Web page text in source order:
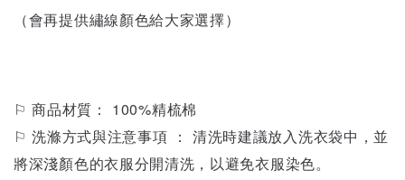
（會再提供繡線顏色給大家選擇）
⚐ 商品材質： 100%精梳棉
⚐ 洗滌方式與注意事項 ： 清洗時建議放入洗衣袋中，並
將深淺顏色的衣服分開清洗，以避免衣服染色。